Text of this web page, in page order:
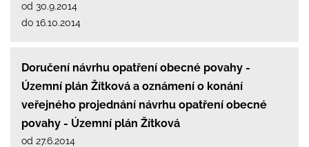
od 30.9.2014
do 16.10.2014
Doručení návrhu opatření obecné povahy -
Územní plán Žítková a oznámení o konání
veřejného projednání návrhu opatření obecné
povahy - Územní plán Žítková
od 27.6.2014